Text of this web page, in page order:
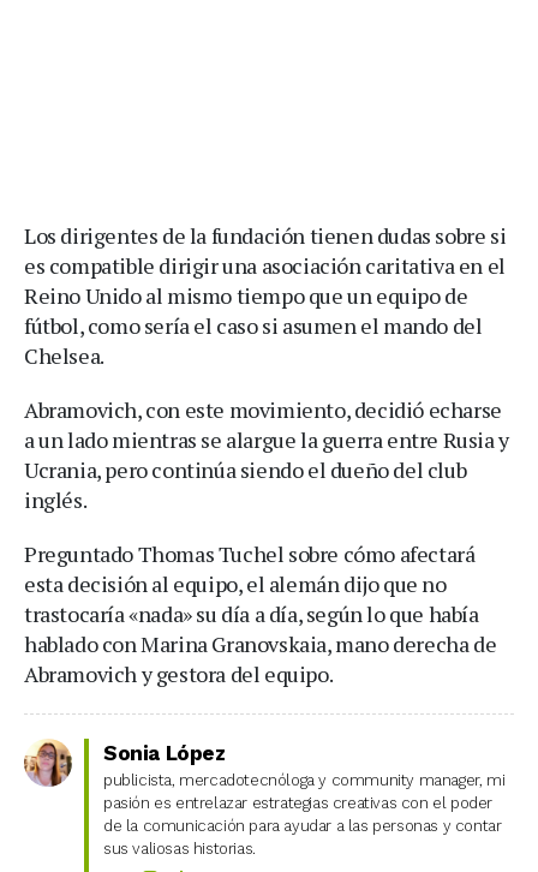
Los dirigentes de la fundación tienen dudas sobre si
es compatible dirigir una asociación caritativa en el
Reino Unido al mismo tiempo que un equipo de
fútbol, como sería el caso si asumen el mando del
Chelsea.
Abramovich, con este movimiento, decidió echarse
a un lado mientras se alargue la guerra entre Rusia y
Ucrania, pero continúa siendo el dueño del club
inglés.
Preguntado Thomas Tuchel sobre cómo afectará
esta decisión al equipo, el alemán dijo que no
trastocaría «nada» su día a día, según lo que había
hablado con Marina Granovskaia, mano derecha de
Abramovich y gestora del equipo.
Sonia López
publicista, mercadotecnóloga y community manager, mi
pasión es entrelazar estrategias creativas con el poder
de la comunicación para ayudar a las personas y contar
sus valiosas historias.